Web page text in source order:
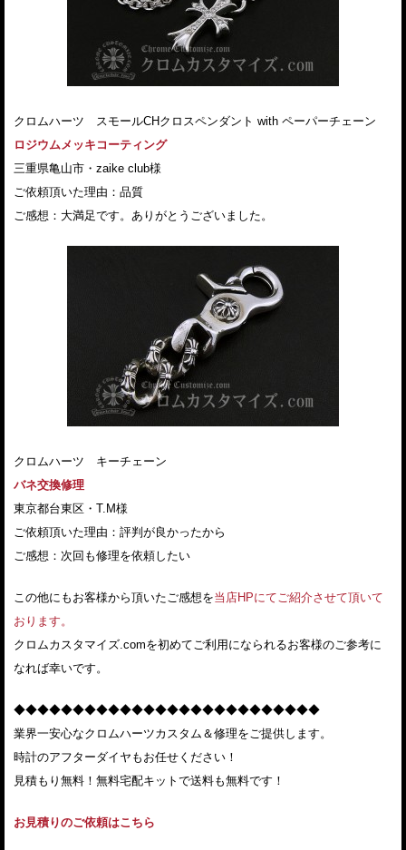
クロムハーツ スモールCHクロスペンダント with ペーパーチェーン
ロジウムメッキコーティング
三重県亀山市・zaike club様
ご依頼頂いた理由：品質
ご感想：大満足です。ありがとうございました。
クロムハーツ キーチェーン
バネ交換修理
東京都台東区・T.M様
ご依頼頂いた理由：評判が良かったから
ご感想：次回も修理を依頼したい
この他にもお客様から頂いたご感想を当店HPにてご紹介させて頂いて
おります。
クロムカスタマイズ.comを初めてご利用になられるお客様のご参考に
なれば幸いです。
◆◆◆◆◆◆◆◆◆◆◆◆◆◆◆◆◆◆◆◆◆◆◆◆◆◆
業界一安心なクロムハーツカスタム＆修理をご提供します。
時計のアフターダイヤもお任せください！
見積もり無料！無料宅配キットで送料も無料です！
お見積りのご依頼はこちら